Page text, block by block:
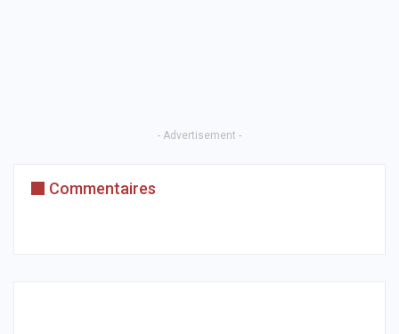
- Advertisement -
Commentaires